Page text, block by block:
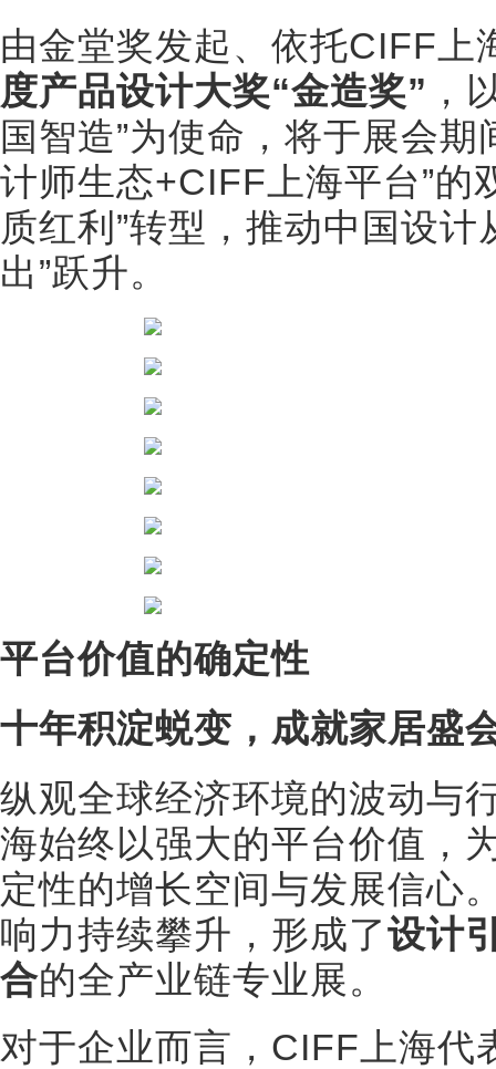
由金堂奖发起、依托CIFF上
度产品设计大奖“金造奖” ，
国智造”为使命，将于展会
计师生态+CIFF上海平台”的
质红利”转型，推动中国设计
出”跃升。
平台价值的确定性
十年积淀蜕变，成就家居盛
纵观全球经济环境的波动与
海始终以强大的平台价值，
定性的增长空间与发展信心
响力持续攀升，形成了设计
合的全产业链专业展。
对于企业而言，CIFF上海代